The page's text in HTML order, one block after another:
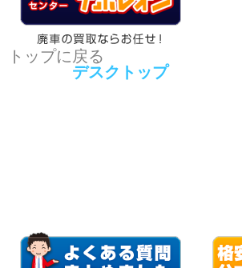
トップに戻る
デスクトップ